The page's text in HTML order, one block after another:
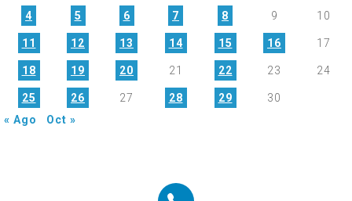
4 5 6 7 8 9 10
11 12 13 14 15 16 17
18 19 20 21 22 23 24
25 26 27 28 29
30
« Ago
Oct »